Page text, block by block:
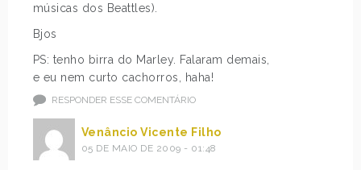
músicas dos Beattles).
Bjos
PS: tenho birra do Marley. Falaram demais,
e eu nem curto cachorros, haha!
RESPONDER ESSE COMENTÁRIO
Venâncio Vicente Filho
05 DE MAIO DE 2009 - 01:48